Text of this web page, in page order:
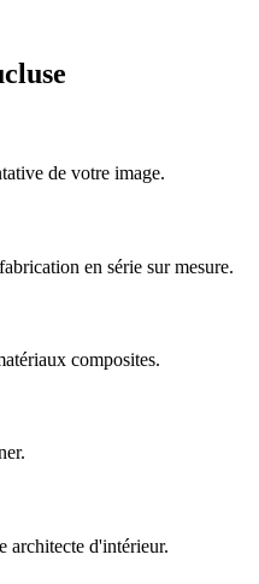
de votre image.
en série sur mesure.
composites.
architecte d'intérieur.